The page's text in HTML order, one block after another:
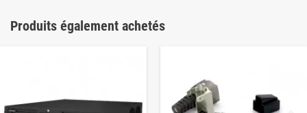
Produits également achetés